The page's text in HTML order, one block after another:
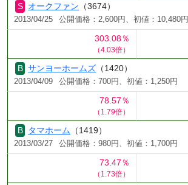
オークファン （3674）
2013/04/25 公開価格：2,600円、初値：10,480円
303.08％
（4.03倍）
サンヨーホームズ （1420）
2013/04/09 公開価格：700円、初値：1,250円
78.57％
（1.79倍）
タマホーム （1419）
2013/03/27 公開価格：980円、初値：1,700円
73.47％
（1.73倍）